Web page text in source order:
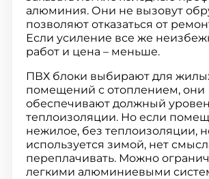
алюминия. Они не вызовут
позволяют отказаться от
Если усиление все же
работ и цена – меньше.
ПВХ блоки выбирают для
помещений с отоплением, они
обеспечивают должный
теплоизоляции. Но если
нежилое, без теплоизоляции,
используется зимой, нет
переплачивать. Можно
легкими алюминиевыми